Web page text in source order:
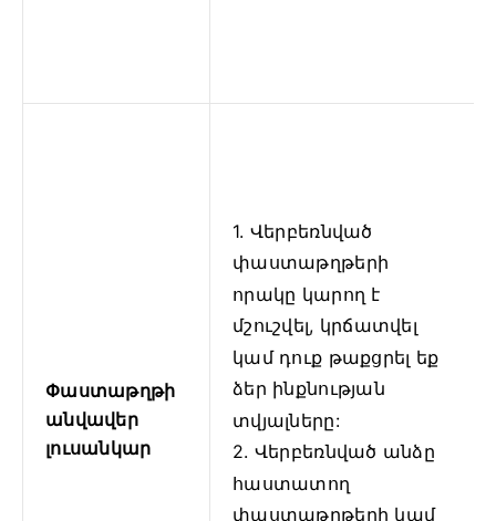
Փաստաթղթի
անվավեր
լուսանկար
1. Վերբեռնված
փաստաթղթերի
որակը կարող է
մշուշվել, կրճատվել
կամ դուք թաքցրել եք
ձեր ինքնության
տվյալները:
2. Վերբեռնված անձը
հաստատող
փաստաթղթերի կամ